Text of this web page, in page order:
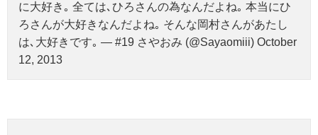
に大好き｡ 全ては､ひろさんの為なんだよね｡ 本当にひ
ろさんが大好きなんだよね｡ そんな岡村さんがあたし
は､大好きです｡ — #19 さやおみ (@Sayaomiii) October
12, 2013